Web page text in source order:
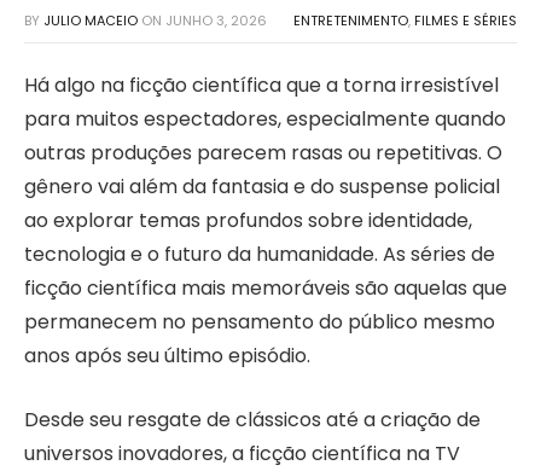
BY JULIO MACEIO ON JUNHO 3, 2026 ENTRETENIMENTO, FILMES E SÉRIES
Há algo na ficção científica que a torna irresistível
para muitos espectadores, especialmente quando
outras produções parecem rasas ou repetitivas. O
gênero vai além da fantasia e do suspense policial
ao explorar temas profundos sobre identidade,
tecnologia e o futuro da humanidade. As séries de
ficção científica mais memoráveis são aquelas que
permanecem no pensamento do público mesmo
anos após seu último episódio.
Desde seu resgate de clássicos até a criação de
universos inovadores, a ficção científica na TV